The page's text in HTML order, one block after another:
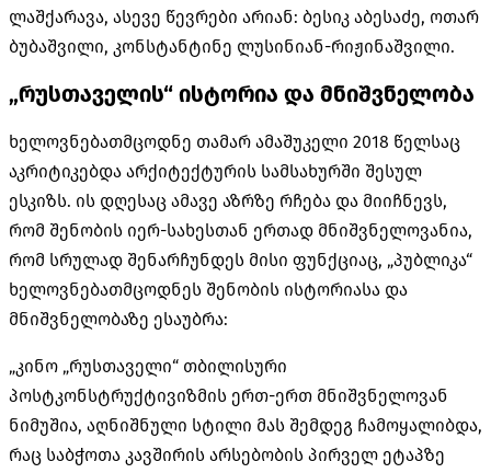
ლაშქარავა, ასევე წევრები არიან: ბესიკ აბესაძე, ოთარ
ბუბაშვილი, კონსტანტინე ლუსინიან-რიჟინაშვილი.
„რუსთაველის“ ისტორია და მნიშვნელობა
ხელოვნებათმცოდნე თამარ ამაშუკელი 2018 წელსაც
აკრიტიკებდა არქიტექტურის სამსახურში შესულ
ესკიზს. ის დღესაც ამავე აზრზე რჩება და მიიჩნევს,
რომ შენობის იერ-სახესთან ერთად მნიშვნელოვანია,
რომ სრულად შენარჩუნდეს მისი ფუნქციაც, „პუბლიკა“
ხელოვნებათმცოდნეს შენობის ისტორიასა და
მნიშვნელობაზე ესაუბრა:
„კინო „რუსთაველი“ თბილისური
პოსტკონსტრუქტივიზმის ერთ-ერთ მნიშვნელოვან
ნიმუშია, აღნიშნული სტილი მას შემდეგ ჩამოყალიბდა,
რაც საბჭოთა კავშირის არსებობის პირველ ეტაპზე